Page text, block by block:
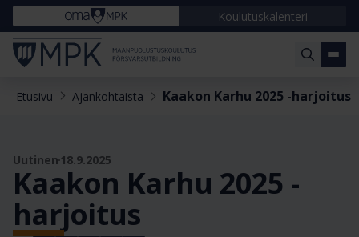
Koulutuskalenteri
Etusivu Ajankohtaista Kaakon Karhu 2025 -harjoitus
Uutinen 18.9.2025
Kaakon Karhu 2025 -
harjoitus